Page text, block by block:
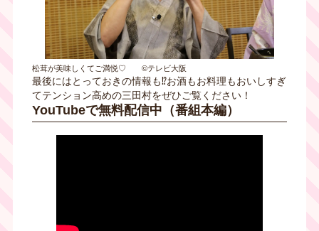
松茸が美味しくてご満悦♡ ©テレビ大阪
最後にはとっておきの情報も⁉お酒もお料理もおいしすぎ
てテンション高めの三田村をぜひご覧ください！
YouTubeで無料配信中（番組本編）